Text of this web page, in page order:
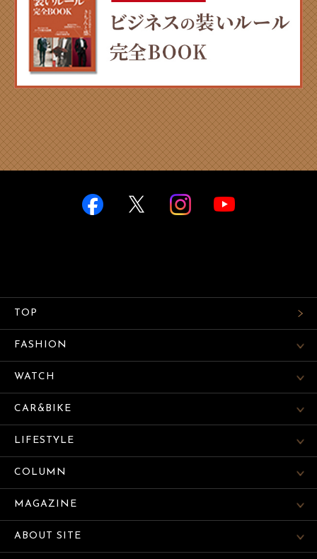
TOP
FASHION
WATCH
CAR&BIKE
LIFESTYLE
COLUMN
MAGAZINE
ABOUT SITE